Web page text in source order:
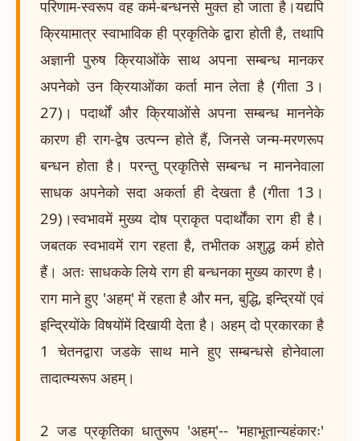
परिणाम-स्वरूप वह कर्म-बन्धनसे मुक्त हो जाता है।यद्यपि
क्रियामात्र स्वाभाविक ही प्रकृतिके द्वारा होती है, तथापि
अज्ञानी पुरुष क्रियाओंके साथ अपना सम्बन्ध मानकर
अपनेको उन क्रियाओंका कर्ता मान लेता है (गीता 3।
27)। पदार्थों और क्रियाओंसे अपना सम्बन्ध माननेके
कारण ही राग-द्वेष उत्पन्न होते हैं, जिनसे जन्म-मरणरूप
बन्धन होता है। परन्तु प्रकृतिसे सम्बन्ध न माननेवाला
साधक अपनेको सदा अकर्ता ही देखता है (गीता 13।
29)।स्वभावमें मुख्य दोष प्राकृत पदार्थोंका राग ही है।
जबतक स्वभावमें राग रहता है, तभीतक अशुद्ध कर्म होते
हैं। अतः साधकके लिये राग ही बन्धनका मुख्य कारण है।
राग माने हुए 'अहम्' में रहता है और मन, बुद्धि, इन्द्रियों एवं
इन्द्रियोंके विषयोंमें दिखायी देता है। अहम् दो प्रकारका है
1 चेतनद्वारा जडके साथ माने हुए सम्बन्धसे होनेवाला
तादात्म्यरूप अहम्।
2 जड प्रकृतिका धातुरूप 'अहम्'-- 'महाभूतान्यहंकारः'